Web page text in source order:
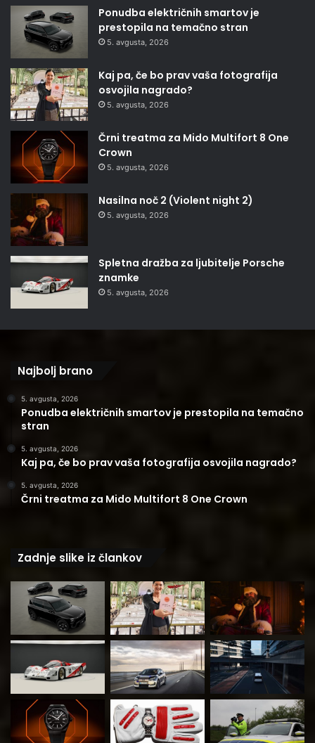
Ponudba električnih smartov je
prestopila na temačno stran
5. avgusta, 2026
Kaj pa, če bo prav vaša fotografija
osvojila nagrado?
5. avgusta, 2026
Črni treatma za Mido Multifort 8 One
Crown
5. avgusta, 2026
Nasilna noč 2 (Violent night 2)
5. avgusta, 2026
Spletna dražba za ljubitelje Porsche
znamke
5. avgusta, 2026
Najbolj brano
5. avgusta, 2026
Ponudba električnih smartov je prestopila na temačno
stran
5. avgusta, 2026
Kaj pa, če bo prav vaša fotografija osvojila nagrado?
5. avgusta, 2026
Črni treatma za Mido Multifort 8 One Crown
Zadnje slike iz člankov